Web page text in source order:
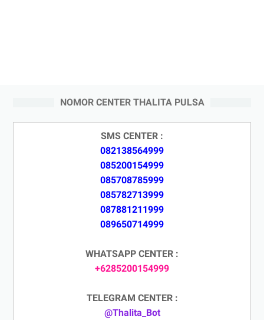
NOMOR CENTER THALITA PULSA
SMS CENTER :
082138564999
085200154999
085708785999
085782713999
087881211999
089650714999
WHATSAPP CENTER :
+6285200154999
TELEGRAM CENTER :
@Thalita_Bot